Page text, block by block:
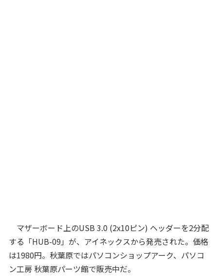
マザーボード上のUSB 3.0 (2x10ピン) ヘッダーを2分配
する「HUB-09」が、アイネックスから発売された。価格
は1980円。秋葉原ではパソコンショップアーク、パソコ
ン工房 秋葉原パーツ館で販売中だ。